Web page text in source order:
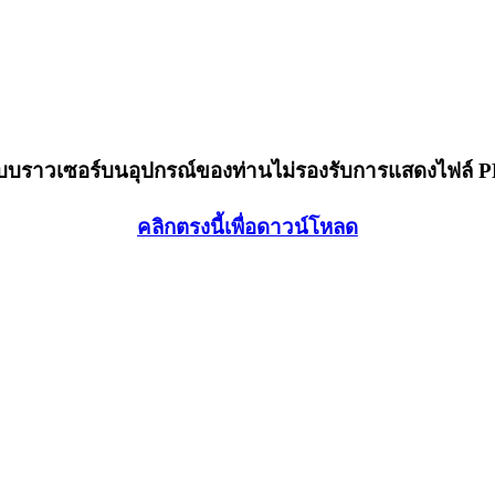
บราวเซอร์บนอุปกรณ์ของท่านไม่รองรับการแสดงไฟล์
คลิกตรงนี้เพื่อดาวน์โหลด